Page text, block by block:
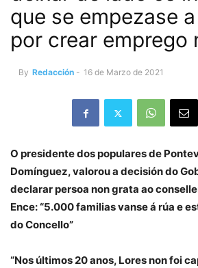
que se empezase
por crear emprego
By Redacción - 16 de Marzo de 2021
O presidente dos populares de
Domínguez, valorou a decisión do
declarar persoa non grata ao
Ence: “5.000 familias vanse á rúa e
do Concello”
“Nos últimos 20 anos, Lores non foi